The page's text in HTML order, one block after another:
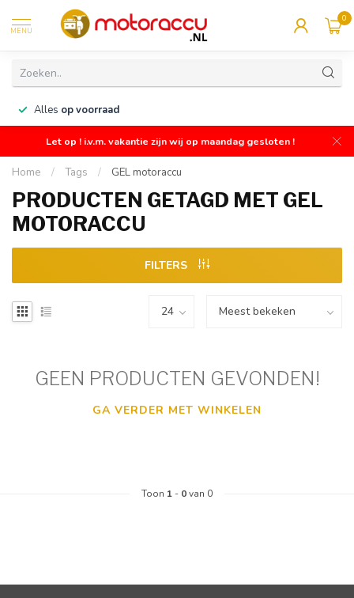
MENU
0
Alles op voorraad
Let op ! i.v.m. vakantie zijn wij op maandag gesloten !
Home / Tags / GEL motoraccu
PRODUCTEN GETAGD MET GEL
MOTORACCU
FILTERS
GEEN PRODUCTEN GEVONDEN!
GA VERDER MET WINKELEN
Toon 1 - 0van 0